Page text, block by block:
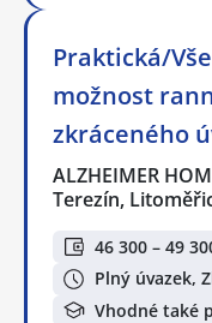
Praktická/
možnost
zkráceného
ALZHEIMER
Terezín,
46 300 – 49
Plný úvazek,
Vhodné také